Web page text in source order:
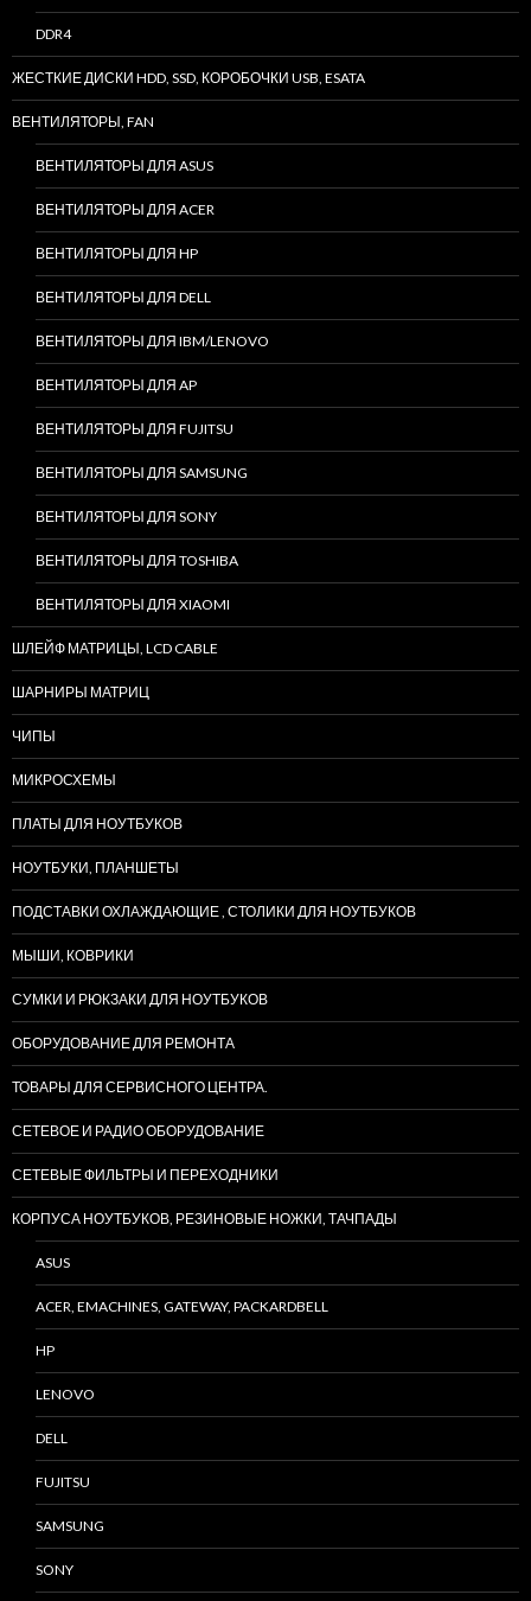
DDR4
ЖЕСТКИЕ ДИСКИ HDD, SSD, КОРОБОЧКИ USB, ESATA
ВЕНТИЛЯТОРЫ, FAN
ВЕНТИЛЯТОРЫ ДЛЯ ASUS
ВЕНТИЛЯТОРЫ ДЛЯ ACER
ВЕНТИЛЯТОРЫ ДЛЯ HP
ВЕНТИЛЯТОРЫ ДЛЯ DELL
ВЕНТИЛЯТОРЫ ДЛЯ IBM/LENOVO
ВЕНТИЛЯТОРЫ ДЛЯ AP
ВЕНТИЛЯТОРЫ ДЛЯ FUJITSU
ВЕНТИЛЯТОРЫ ДЛЯ SAMSUNG
ВЕНТИЛЯТОРЫ ДЛЯ SONY
ВЕНТИЛЯТОРЫ ДЛЯ TOSHIBA
ВЕНТИЛЯТОРЫ ДЛЯ XIAOMI
ШЛЕЙФ МАТРИЦЫ, LCD CABLE
ШАРНИРЫ МАТРИЦ
ЧИПЫ
МИКРОСХЕМЫ
ПЛАТЫ ДЛЯ НОУТБУКОВ
НОУТБУКИ, ПЛАНШЕТЫ
ПОДСТАВКИ ОХЛАЖДАЮЩИЕ , СТОЛИКИ ДЛЯ НОУТБУКОВ
МЫШИ, КОВРИКИ
СУМКИ И РЮКЗАКИ ДЛЯ НОУТБУКОВ
ОБОРУДОВАНИЕ ДЛЯ РЕМОНТА
ТОВАРЫ ДЛЯ СЕРВИСНОГО ЦЕНТРА.
СЕТЕВОЕ И РАДИО ОБОРУДОВАНИЕ
СЕТЕВЫЕ ФИЛЬТРЫ И ПЕРЕХОДНИКИ
КОРПУСА НОУТБУКОВ, РЕЗИНОВЫЕ НОЖКИ, ТАЧПАДЫ
ASUS
ACER, EMACHINES, GATEWAY, PACKARDBELL
HP
LENOVO
DELL
FUJITSU
SAMSUNG
SONY